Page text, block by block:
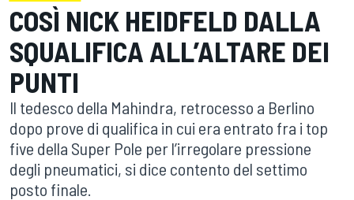
COSÌ NICK HEIDFELD DALLA
SQUALIFICA ALL’ALTARE DEI
PUNTI
Il tedesco della Mahindra, retrocesso a Berlino
dopo prove di qualifica in cui era entrato fra i top
five della Super Pole per l’irregolare pressione
degli pneumatici, si dice contento del settimo
posto finale.